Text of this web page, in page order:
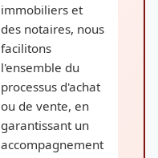
immobiliers et
des notaires, nous
facilitons
l'ensemble du
processus d'achat
ou de vente, en
garantissant un
accompagnement